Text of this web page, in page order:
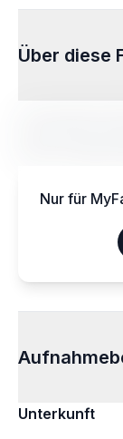
Über diese
Nur für
Unterkunft